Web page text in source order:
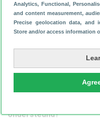
Analytics, Functional,
and content measurement,
Precise geolocation data, and
Store and/or access information
reviewof deSamsung
Veelgestelde
Galaxy S21
Wanneer komt de
ondersteund?